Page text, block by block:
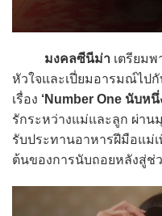
มงคลซีนีม่า เตรียม
หัวใจและเปี่ยมอารมณ์ไป
เรื่อง ‘Number One นับหนึ่
รักระหว่างแม่และลูก ผ่าน
รับประทานอาหารฝีมือแม่เ
ต้นของการนับถอยหลังสู่ช่